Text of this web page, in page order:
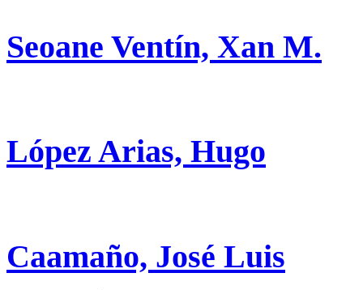
Seoane Ventín, Xan M.
López Arias, Hugo
Caamaño, José Luis